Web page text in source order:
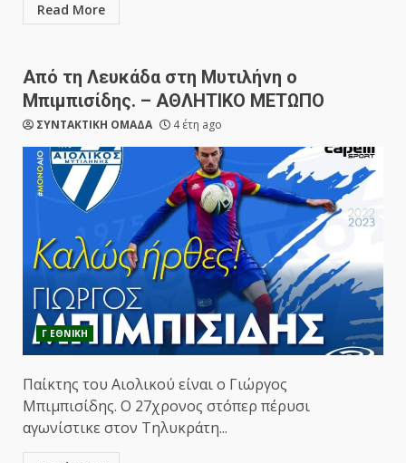
Read More
Από τη Λευκάδα στη Μυτιλήνη ο
Μπιμπισίδης. – ΑΘΛΗΤΙΚΟ ΜΕΤΩΠΟ
ΣΥΝΤΑΚΤΙΚΗ ΟΜΑΔΑ 4 έτη ago
Γ ΕΘΝΙΚΗ
Παίκτης του Αιολικού είναι ο Γιώργος
Μπιμπισίδης. Ο 27χρονος στόπερ πέρυσι
αγωνίστικε στον Τηλυκράτη...